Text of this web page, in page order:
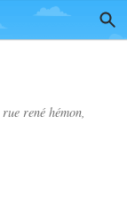
rue rené hémon,